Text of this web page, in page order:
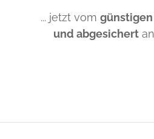
... jetzt vom günstigen
und abgesichert